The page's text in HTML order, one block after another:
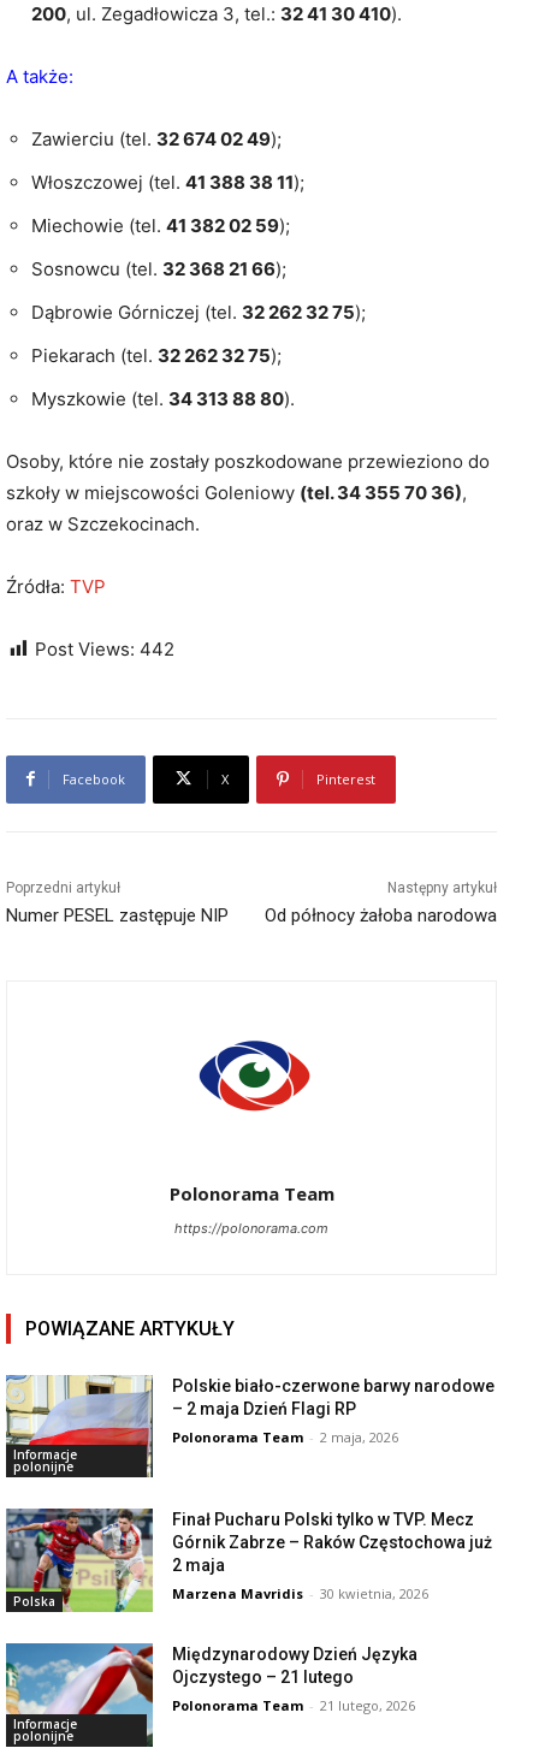
200, ul. Zegadłowicza 3, tel.: 32 41 30 410).
A także:
Zawierciu (tel. 32 674 02 49);
Włoszczowej (tel. 41 388 38 11);
Miechowie (tel. 41 382 02 59);
Sosnowcu (tel. 32 368 21 66);
Dąbrowie Górniczej (tel. 32 262 32 75);
Piekarach (tel. 32 262 32 75);
Myszkowie (tel. 34 313 88 80).
Osoby, które nie zostały poszkodowane przewieziono do
szkoły w miejscowości Goleniowy (tel. 34 355 70 36),
oraz w Szczekocinach.
Źródła: TVP
Post Views: 442
Facebook X Pinterest
Poprzedni artykuł
Numer PESEL zastępuje NIP
Następny artykuł
Od północy żałoba narodowa
Polonorama Team
https://polonorama.com
POWIĄZANE ARTYKUŁY
Informacje
polonijne
Polskie biało-czerwone barwy narodowe
– 2 maja Dzień Flagi RP
Polonorama Team - 2 maja, 2026
Polska
Finał Pucharu Polski tylko w TVP. Mecz
Górnik Zabrze – Raków Częstochowa już
2 maja
Marzena Mavridis - 30 kwietnia, 2026
Informacje
polonijne
Międzynarodowy Dzień Języka
Ojczystego – 21 lutego
Polonorama Team - 21 lutego, 2026